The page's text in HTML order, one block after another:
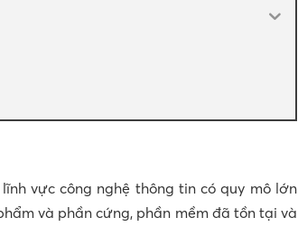
vực công nghệ thông tin có quy mô lớn
và phần cứng, phần mềm đã tồn tại và